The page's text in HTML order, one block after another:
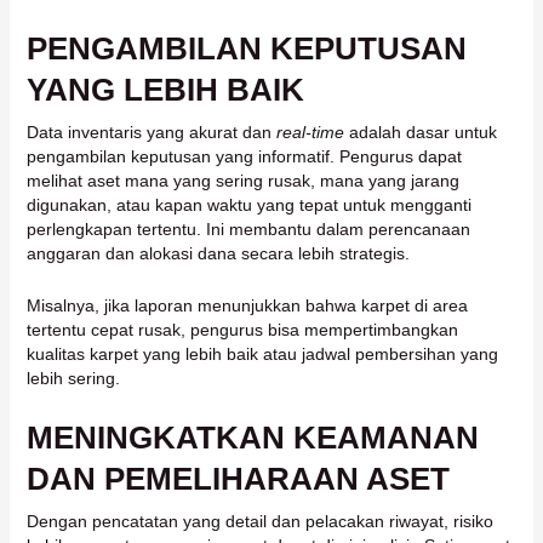
PENGAMBILAN KEPUTUSAN
YANG LEBIH BAIK
Data inventaris yang akurat dan real-timeadalah dasar untuk
pengambilan keputusan yang informatif. Pengurus dapat
melihat aset mana yang sering rusak, mana yang jarang
digunakan, atau kapan waktu yang tepat untuk mengganti
perlengkapan tertentu. Ini membantu dalam perencanaan
anggaran dan alokasi dana secara lebih strategis.
Misalnya, jika laporan menunjukkan bahwa karpet di area
tertentu cepat rusak, pengurus bisa mempertimbangkan
kualitas karpet yang lebih baik atau jadwal pembersihan yang
lebih sering.
MENINGKATKAN KEAMANAN
DAN PEMELIHARAAN ASET
Dengan pencatatan yang detail dan pelacakan riwayat, risiko